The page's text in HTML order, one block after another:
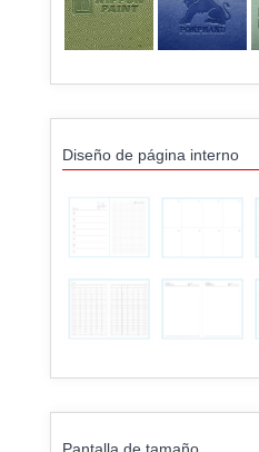
Diseño de página interno